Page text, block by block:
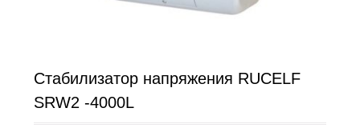
Стабилизатор напряжения RUCELF
SRW2 -4000L